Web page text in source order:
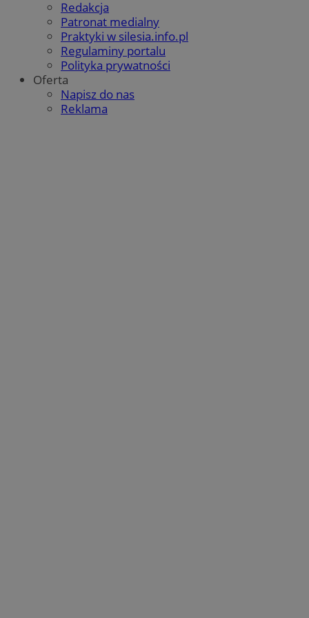
Redakcja
Patronat medialny
Praktyki w silesia.info.pl
Regulaminy portalu
Polityka prywatności
Oferta
Napisz do nas
Reklama